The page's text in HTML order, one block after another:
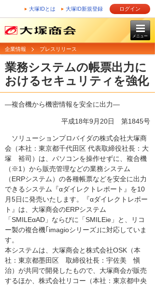
大塚IDとは 大塚ID新規登録 ログイン
メニュー
企業情報 プレスリリース
業務システムの帳票出力に
おけるセキュリティを強化
―複合機から機密情報を安全に出力―
平成18年9月20日 第1845号
ソリューションプロバイダの株式会社大塚商
会（本社：東京都千代田区 代表取締役社長：大
塚 裕司）は、パソコンを操作せずに、複合機
（※1）から販売管理などの業務システム
（ERPシステム）の各種帳票などを安全に出力
できるシステム『αダイレクトレポート』を10
月5日に発売いたします。『αダイレクトレポー
ト』は、大塚商会のERPシステム
「SMILEαAD」ならびに「SMILEie」と、リコ
ー製の複合機｢imagioシリーズ｣に対応していま
す。
本システムは、大塚商会と株式会社OSK（本
社：東京都墨田区 取締役社長：宇佐美 愼
治）が共同で開発したもので、大塚商会が販売
するほか、株式会社リコー（本社：東京都中央